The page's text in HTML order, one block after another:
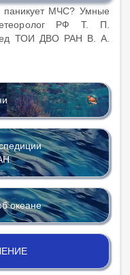
паникует МЧС? Умные
РФ Т. П.
ТОИ ДВО РАН В. А.
океане